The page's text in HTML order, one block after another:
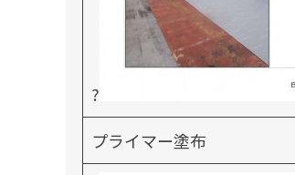
?
プライマー塗布